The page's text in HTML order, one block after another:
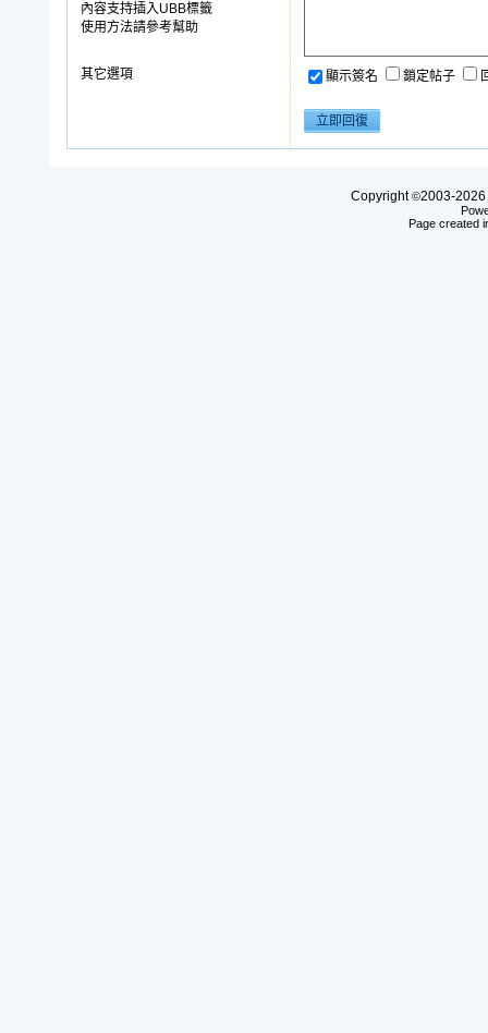
內容支持插入UBB標籤
使用方法請參考幫助
其它選項 顯示簽名 鎖定帖子
Copyright©2003-2026
Page created